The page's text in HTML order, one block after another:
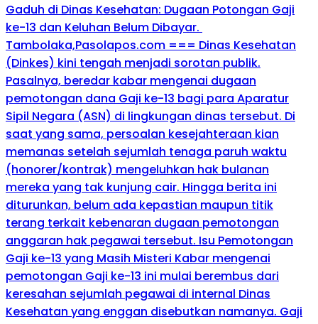
​Gaduh di Dinas Kesehatan: Dugaan Potongan Gaji
ke-13 dan Keluhan Belum Dibayar. ​
Tambolaka,Pasolapos.com === Dinas Kesehatan
(Dinkes) kini tengah menjadi sorotan publik.
Pasalnya, beredar kabar mengenai dugaan
pemotongan dana Gaji ke-13 bagi para Aparatur
Sipil Negara (ASN) di lingkungan dinas tersebut. Di
saat yang sama, persoalan kesejahteraan kian
memanas setelah sejumlah tenaga paruh waktu
(honorer/kontrak) mengeluhkan hak bulanan
mereka yang tak kunjung cair. ​Hingga berita ini
diturunkan, belum ada kepastian maupun titik
terang terkait kebenaran dugaan pemotongan
anggaran hak pegawai tersebut. ​Isu Pemotongan
Gaji ke-13 yang Masih Misteri ​Kabar mengenai
pemotongan Gaji ke-13 ini mulai berembus dari
keresahan sejumlah pegawai di internal Dinas
Kesehatan yang enggan disebutkan namanya. Gaji